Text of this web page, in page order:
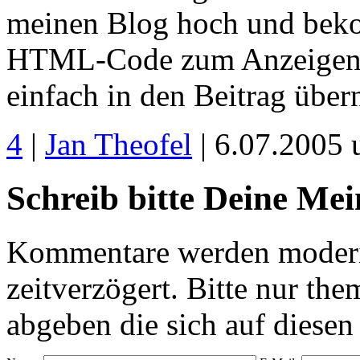
meinen Blog hoch und
HTML-Code zum
einfach in den Beitrag
4 | Jan Theofel | 6.07.2005
Schreib bitte Deine
Kommentare werden
zeitverzögert. Bitte nur
abgeben die sich auf